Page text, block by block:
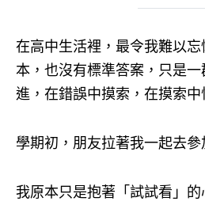
在高中生活裡，最令我難以
本，也沒有標準答案，只是
進，在錯誤中摸索，在摸索中
學期初，朋友拉著我一起去參
我原本只是抱著「試試看」